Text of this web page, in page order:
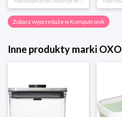
Zobacz wyprzedaże w Komputronik
Inne produkty marki OXO